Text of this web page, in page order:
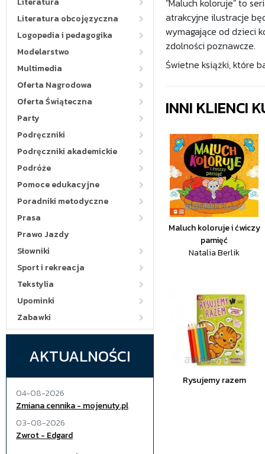
Literatura obcojęzyczna
Logopedia i pedagogika
Modelarstwo
Multimedia
Oferta Nagrodowa
Oferta Świąteczna
Party
Podręczniki
Podręczniki akademickie
Podróże
Pomoce edukacyjne
Poradniki metodyczne
Prasa
Prawo Jazdy
Słowniki
Sport i rekreacja
Tekstylia
Upominki
Zabawki
AKTUALNOŚCI
04-08-2026
Zmiana cennika - mojenuty.pl
03-08-2026
Zwrot - Edgard
"Maluch koloruje" to
atrakcyjne ilustracje
wymagające od dzieci
zdolności poznawcze.
Świetne książki, które
INNI KLIENCI
Maluch koloruje i ćwiczy
pamięć
Natalia Berlik
Rysujemy razem